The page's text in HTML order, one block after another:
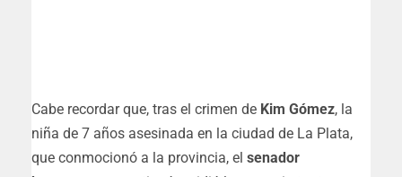
Cabe recordar que, tras el crimen de Kim Gómez, la
niña de 7 años asesinada en la ciudad de La Plata,
que conmocionó a la provincia, el senador